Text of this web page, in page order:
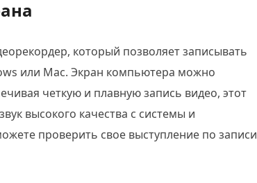
который позволяет записывать
или Mac. Экран компьютера можно
четкую и плавную запись видео, этот
высокого качества с системы и
проверить свое выступление по записи